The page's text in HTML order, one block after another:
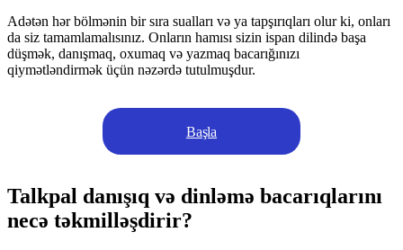
Adətən hər bölmənin bir sıra sualları və ya tapşırıqları olur ki, onları
da siz tamamlamalısınız. Onların hamısı sizin ispan dilində başa
düşmək, danışmaq, oxumaq və yazmaq bacarığınızı
qiymətləndirmək üçün nəzərdə tutulmuşdur.
Başla
Talkpal danışıq və dinləmə bacarıqlarını
necə təkmilləşdirir?